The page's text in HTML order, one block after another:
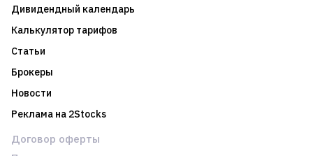
Дивидендный календарь
Калькулятор тарифов
Статьи
Брокеры
Новости
Реклама на 2Stocks
Договор оферты